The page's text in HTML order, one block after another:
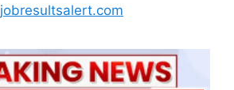
jobresultsalert.com